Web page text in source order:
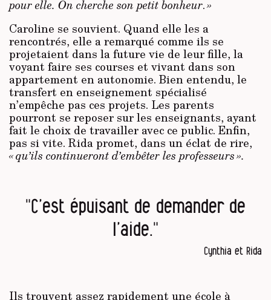
pour elle. On cherche son petit bonheur.»
Caroline se souvient. Quand elle les a
rencontrés, elle a remarqué comme ils se
projetaient dans la future vie de leur fille, la
voyant faire ses courses et vivant dans son
appartement en autonomie. Bien entendu, le
transfert en enseignement spécialisé
n’empêche pas ces projets. Les parents
pourront se reposer sur les enseignants, ayant
fait le choix de travailler avec ce public. Enfin,
pas si vite. Rida promet, dans un éclat de rire,
« qu’ils continueront d’embêter les professeurs ».
"C’est épuisant de demander de
l’aide."
Cynthia et Rida
Ils trouvent assez rapidement une école à